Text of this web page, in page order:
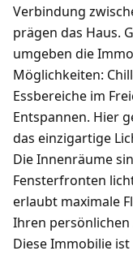
Verbindung
prägen das Haus.
umgeben die
Möglichkeiten:
Essbereiche im
Entspannen. Hier
das einzigartige
Die Innenräume
Fensterfronten
erlaubt maximale
Ihren
Diese Immobilie